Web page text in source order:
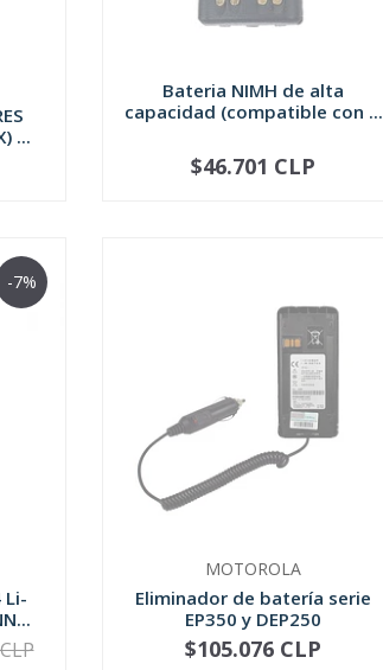
...
Bateria NIMH de alta
capacidad (compatible con ...
NO DISPONIBLE
$46.701 CLP
-7%
Li-
MOTOROLA
Eliminador de batería serie
EP350 y DEP250
NO DISPONIBLE
$105.076 CLP